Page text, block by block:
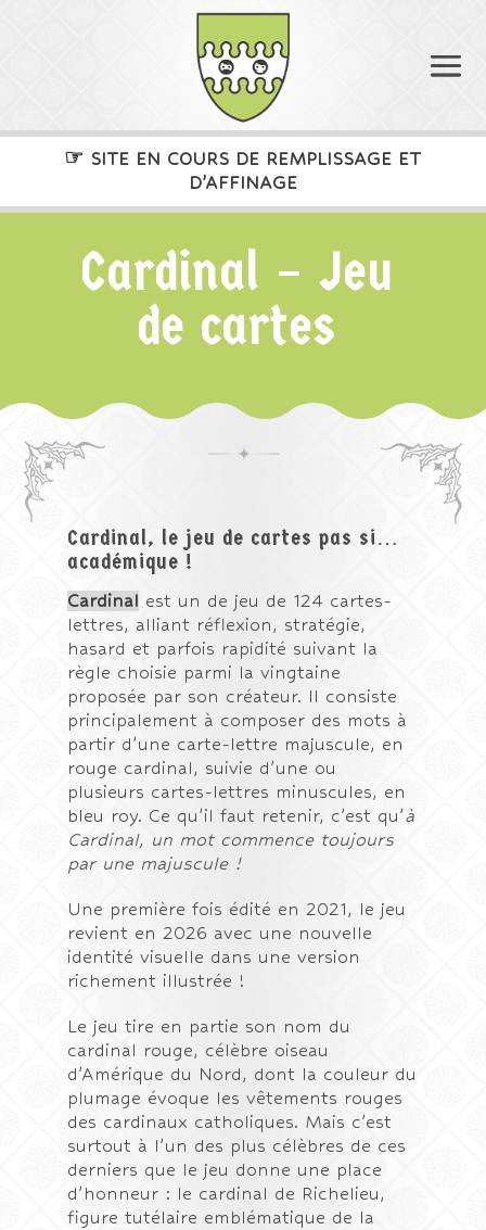
☞ SITE EN COURS DE REMPLISSAGE ET
D’AFFINAGE
Cardinal – Jeu
de cartes
Cardinal, le jeu de cartes pas si…
académique !
Cardinal est un de jeu de 124 cartes-
lettres, alliant réflexion, stratégie,
hasard et parfois rapidité suivant la
règle choisie parmi la vingtaine
proposée par son créateur. Il consiste
principalement à composer des mots à
partir d’une carte-lettre majuscule, en
rouge cardinal, suivie d’une ou
plusieurs cartes-lettres minuscules, en
bleu roy. Ce qu’il faut retenir, c’est qu’à
Cardinal, un mot commence toujours
par une majuscule !
Une première fois édité en 2021, le jeu
revient en 2026 avec une nouvelle
identité visuelle dans une version
richement illustrée !
Le jeu tire en partie son nom du
cardinal rouge, célèbre oiseau
d’Amérique du Nord, dont la couleur du
plumage évoque les vêtements rouges
des cardinaux catholiques. Mais c’est
surtout à l’un des plus célèbres de ces
derniers que le jeu donne une place
d’honneur : le cardinal de Richelieu,
figure tutélaire emblématique de la